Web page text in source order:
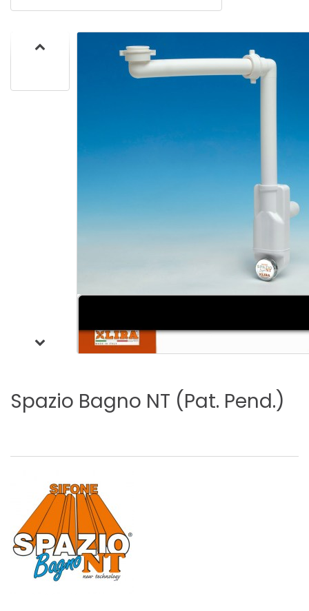
Spazio Bagno NT (Pat. Pend.)